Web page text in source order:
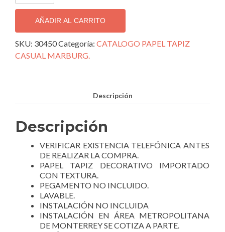
TAPIZ
DECORATIVO
IMPORTADO
CASUAL
30450.
AÑADIR AL CARRITO
SKU: 30450Categoría: CATALOGO PAPEL TAPIZ
CASUAL MARBURG.
Descripción
Descripción
VERIFICAR EXISTENCIA TELEFÓNICA ANTES
DE REALIZAR LA COMPRA.
PAPEL TAPIZ DECORATIVO IMPORTADO
CON TEXTURA.
PEGAMENTO NO INCLUIDO.
LAVABLE.
INSTALACIÓN NO INCLUIDA
INSTALACIÓN EN ÁREA METROPOLITANA
DE MONTERREY SE COTIZA A PARTE.